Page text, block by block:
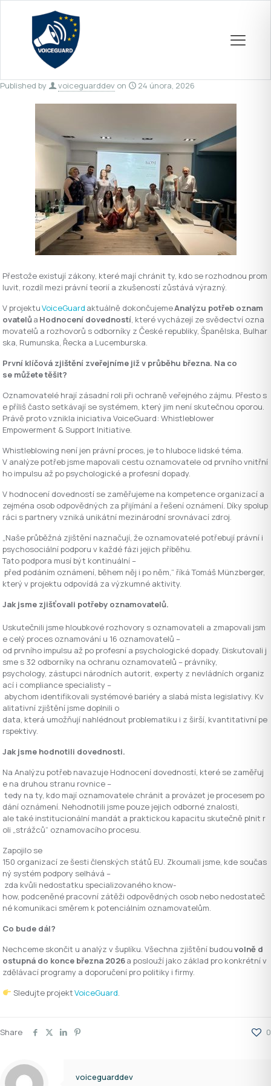
Published by voiceguarddev on 24 února, 2026
Přestože existují zákony, které mají chránit ty, kdo se rozhodnou prom
luvit, rozdíl mezi právní teorií a zkušeností zůstává výrazný.
V projektuVoiceGuard aktuálně dokončujemeAnalýzu potřeb oznam
ovatelůa Hodnocení dovedností, které vycházejí ze svědectví ozna
movatelů a rozhovorů s odborníky z České republiky, Španělska, Bulhar
ska, Rumunska, Řecka a Lucemburska.
První klíčová zjištění zveřejníme již v průběhu března. Na co
se můžete těšit?
Oznamovatelé hrají zásadní roli při ochraně veřejného zájmu. Přesto s
e příliš často setkávají se systémem, který jim není skutečnou oporou.
Právě proto vznikla iniciativa VoiceGuard: Whistleblower
Empowerment & Support Initiative.
Whistleblowing není jen právní proces, je to hluboce lidské téma.
V analýze potřeb jsme mapovali cestu oznamovatele od prvního vnitřní
ho impulsu až po psychologické a profesní dopady.
V hodnocení dovedností se zaměřujeme na kompetence organizací a
zejména osob odpovědných za přijímání a řešení oznámení. Díky spolup
ráci s partnery vzniká unikátní mezinárodní srovnávací zdroj.
„Naše průběžná zjištění naznačují, že oznamovatelé potřebují právní i
psychosociální podporu v každé fázi jejich příběhu.
Tato podpora musí být kontinuální –
před podáním oznámení, během něj i po něm,“ říká Tomáš Münzberger,
který v projektu odpovídá za výzkumné aktivity.
Jak jsme zjišťovali potřeby oznamovatelů.
Uskutečnili jsme hloubkové rozhovory s oznamovateli a zmapovali jsm
e celý proces oznamování u 16 oznamovatelů –
od prvního impulsu až po profesní a psychologické dopady. Diskutovali j
sme s 32 odborníky na ochranu oznamovatelů – právníky,
psychology, zástupci národních autorit, experty z nevládních organiz
ací i compliance specialisty –
abychom identifikovali systémové bariéry a slabá místa legislativy. Kv
alitativní zjištění jsme doplnili o
data, která umožňují nahlédnout problematiku i z širší, kvantitativní pe
rspektivy.
Jak jsme hodnotili dovednosti.
Na Analýzu potřeb navazuje Hodnocení dovedností, které se zaměřuj
e na druhou stranu rovnice –
tedy na ty, kdo mají oznamovatele chránit a provázet je procesem po
dání oznámení. Nehodnotili jsme pouze jejich odborné znalosti,
ale také institucionální mandát a praktickou kapacitu skutečně plnit r
oli „strážců“ oznamovacího procesu.
Zapojilo se
150 organizací ze šesti členských států EU. Zkoumali jsme, kde součas
ný systém podpory selhává –
zda kvůli nedostatku specializovaného know-
how, podceněné pracovní zátěži odpovědných osob nebo nedostateč
né komunikaci směrem k potenciálním oznamovatelům.
Co bude dál?
Nechceme skončit u analýz v šuplíku. Všechna zjištění budouvolně d
ostupná do konce března 2026a poslouží jako základ pro konkrétní v
zdělávací programy a doporučení pro politiky i firmy.
Sledujte projektVoiceGuard.
Share 0
voiceguarddev